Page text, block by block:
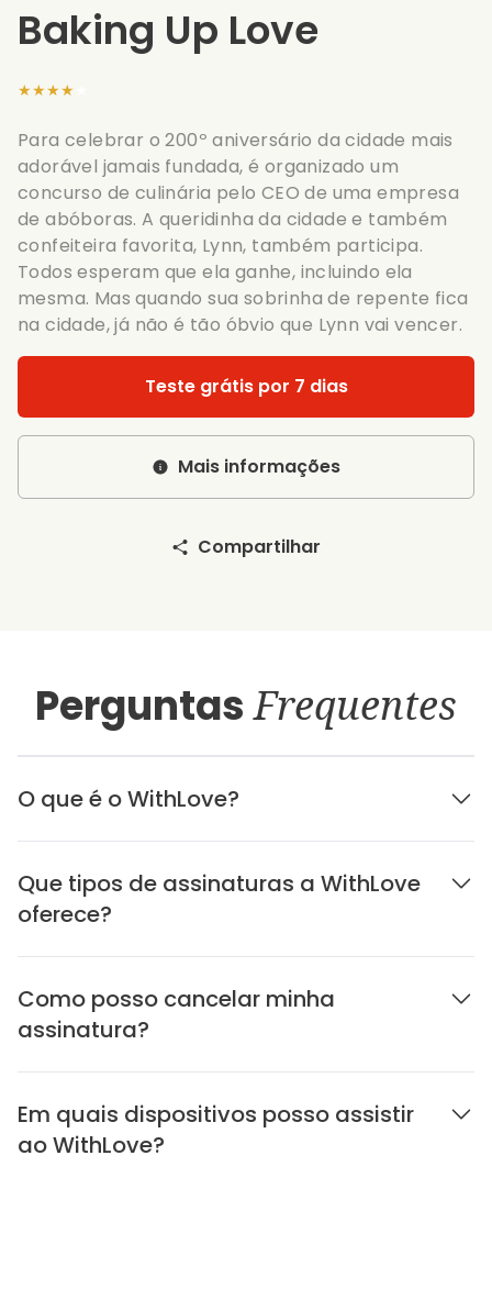
Baking Up Love
★★★★★
Para celebrar o 200º aniversário da cidade mais
adorável jamais fundada, é organizado um
concurso de culinária pelo CEO de uma empresa
de abóboras. A queridinha da cidade e também
confeiteira favorita, Lynn, também participa.
Todos esperam que ela ganhe, incluindo ela
mesma. Mas quando sua sobrinha de repente fica
na cidade, já não é tão óbvio que Lynn vai vencer.
Teste grátis por 7 dias
Mais informações
Compartilhar
PerguntasFrequentes
O que é o WithLove?
Que tipos de assinaturas a WithLove
oferece?
Como posso cancelar minha
assinatura?
Em quais dispositivos posso assistir
ao WithLove?